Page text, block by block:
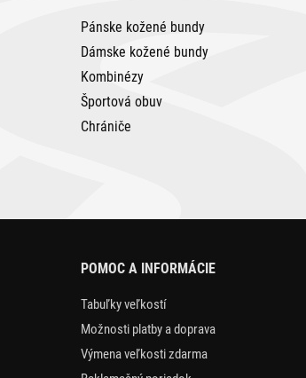
Pánske kožené bundy
Dámske kožené bundy
Kombinézy
Športová obuv
Chrániče
POMOC A INFORMÁCIE
Tabuľky veľkostí
Možnosti platby a doprava
Výmena veľkosti zdarma